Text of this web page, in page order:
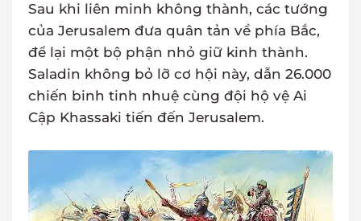
Sau khi liên minh không thành, các tướng
của Jerusalem đưa quân tản về phía Bắc,
để lại một bộ phận nhỏ giữ kinh thành.
Saladin không bỏ lỡ cơ hội này, dẫn 26.000
chiến binh tinh nhuệ cùng đội hộ vệ Ai
Cập Khassaki tiến đến Jerusalem.